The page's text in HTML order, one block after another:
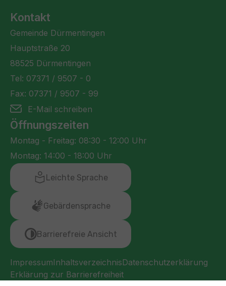
Kontakt
Gemeinde Dürmentingen
Hauptstraße 20
88525 Dürmentingen
Tel: 07371 / 9507 - 0
Fax: 07371 / 9507 - 99
E-Mail schreiben
Öffnungszeiten
Montag - Freitag: 08:30 - 12:00 Uhr
Montag: 14:00 - 18:00 Uhr
Leichte Sprache
Gebärdensprache
Barrierefreie Ansicht
ImpressumInhaltsverzeichnisDatenschutzerklärung
Erklärung zur Barrierefreiheit